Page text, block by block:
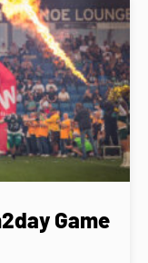
Game